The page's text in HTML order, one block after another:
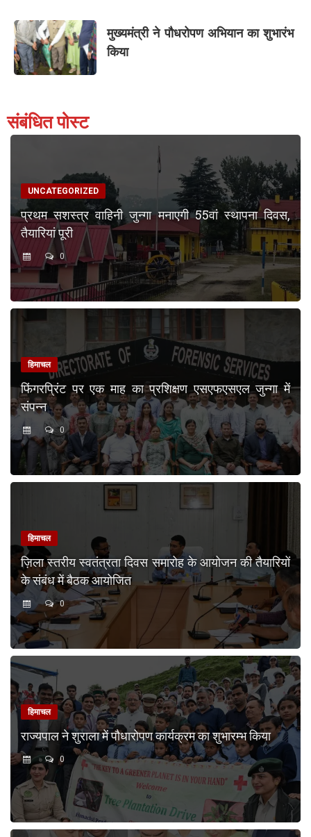
मुख्यमंत्री ने पौधरोपण अभियान का शुभारंभ
किया
संबंधित पोस्ट
UNCATEGORIZED
प्रथम सशस्त्र वाहिनी जुन्गा मनाएगी 55वां स्थापना दिवस,
तैयारियां पूरी
0
हिमाचल
फिंगरप्रिंट पर एक माह का प्रशिक्षण एसएफएसएल जुन्गा में
संपन्न
0
हिमाचल
ज़िला स्तरीय स्वतंत्रता दिवस समारोह के आयोजन की तैयारियों
के संबंध में बैठक आयोजित
0
हिमाचल
राज्यपाल ने शुराला में पौधारोपण कार्यक्रम का शुभारम्भ किया
0